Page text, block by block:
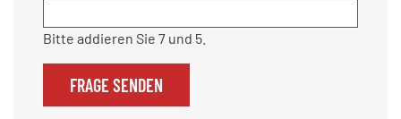
Bitte addieren Sie 7 und 5.
FRAGE SENDEN